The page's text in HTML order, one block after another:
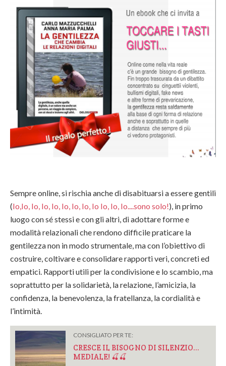
Sempre online, si rischia anche di disabituarsi a essere gentili
(Io,Io, Io, Io, Io, Io, Io, Io, Io Io, Io, Io....sono solo!), in primo
luogo con sé stessi e con gli altri, di adottare forme e
modalità relazionali che rendono difficile praticare la
gentilezza non in modo strumentale, ma con l’obiettivo di
costruire, coltivare e consolidare rapporti veri, concreti ed
empatici. Rapporti utili per la condivisione e lo scambio, ma
soprattutto per la solidarietà, la relazione, l’amicizia, la
confidenza, la benevolenza, la fratellanza, la cordialità e
l’intimità.
CONSIGLIATO PER TE:
CRESCE IL BISOGNO DI SILENZIO…
MEDIALE! 🍒🍒